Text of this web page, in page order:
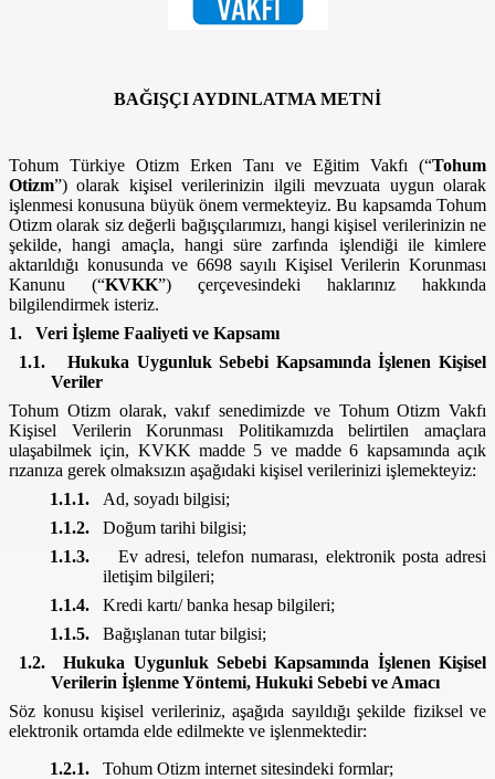
BAĞIŞÇI AYDINLATMA METNİ
Tohum Türkiye Otizm Erken Tanı ve Eğitim Vakfı (“Tohum
Otizm”) olarak kişisel verilerinizin ilgili mevzuata uygun olarak
işlenmesi konusuna büyük önem vermekteyiz. Bu kapsamda Tohum
Otizm olarak siz değerli bağışçılarımızı, hangi kişisel verilerinizin ne
şekilde, hangi amaçla, hangi süre zarfında işlendiği ile kimlere
aktarıldığı konusunda ve 6698 sayılı Kişisel Verilerin Korunması
Kanunu (“KVKK”) çerçevesindeki haklarınız hakkında
bilgilendirmek isteriz.
1.
Veri İşleme Faaliyeti ve Kapsamı
1.1.
Hukuka Uygunluk Sebebi Kapsamında İşlenen Kişisel
Veriler
Tohum Otizm olarak, vakıf senedimizde ve Tohum Otizm Vakfı
Kişisel Verilerin Korunması Politikamızda belirtilen amaçlara
ulaşabilmek için, KVKK madde 5 ve madde 6 kapsamında açık
rızanıza gerek olmaksızın aşağıdaki kişisel verilerinizi işlemekteyiz:
1.1.1.
Ad, soyadı bilgisi;
1.1.2.
Doğum tarihi bilgisi;
1.1.3.
Ev adresi, telefon numarası, elektronik posta adresi
iletişim bilgileri;
1.1.4.
Kredi kartı/ banka hesap bilgileri;
1.1.5.
Bağışlanan tutar bilgisi;
1.2.
Hukuka Uygunluk Sebebi Kapsamında İşlenen Kişisel
Verilerin İşlenme Yöntemi, Hukuki Sebebi ve Amacı
Söz konusu kişisel verileriniz, aşağıda sayıldığı şekilde fiziksel ve
elektronik ortamda elde edilmekte ve işlenmektedir:
1.2.1.
Tohum Otizm internet sitesindeki formlar;